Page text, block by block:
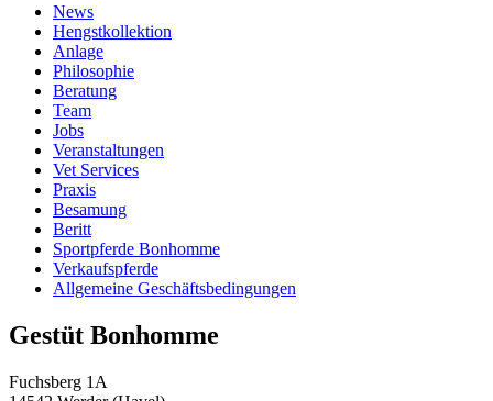
News
Hengstkollektion
Anlage
Philosophie
Beratung
Team
Jobs
Veranstaltungen
Vet Services
Praxis
Besamung
Beritt
Sportpferde Bonhomme
Verkaufspferde
Allgemeine Geschäfts­bedingungen
Gestüt Bonhomme
Fuchsberg 1A